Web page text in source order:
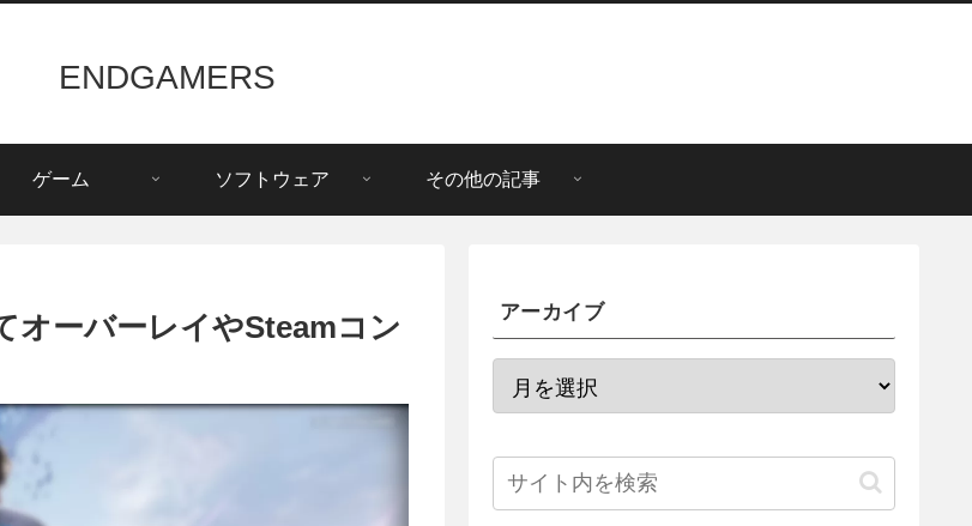
ENDGAMERS
ゲーム ソフトウェア その他の記事
オーバーレイやSteamコン
アーカイブ